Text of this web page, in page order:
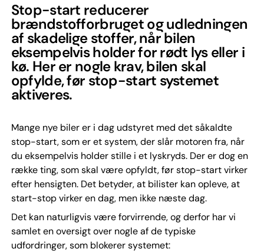
Stop-start reducerer
brændstofforbruget og udledningen
af skadelige stoffer, når bilen
eksempelvis holder for rødt lys eller i
kø. Her er nogle krav, bilen skal
opfylde, før stop-start systemet
aktiveres.
Mange nye biler er i dag udstyret med det såkaldte
stop-start, som er et system, der slår motoren fra, når
du eksempelvis holder stille i et lyskryds. Der er dog en
række ting, som skal være opfyldt, før stop-start virker
efter hensigten. Det betyder, at bilister kan opleve, at
start-stop virker en dag, men ikke næste dag.
Det kan naturligvis være forvirrende, og derfor har vi
samlet en oversigt over nogle af de typiske
udfordringer, som blokerer systemet: